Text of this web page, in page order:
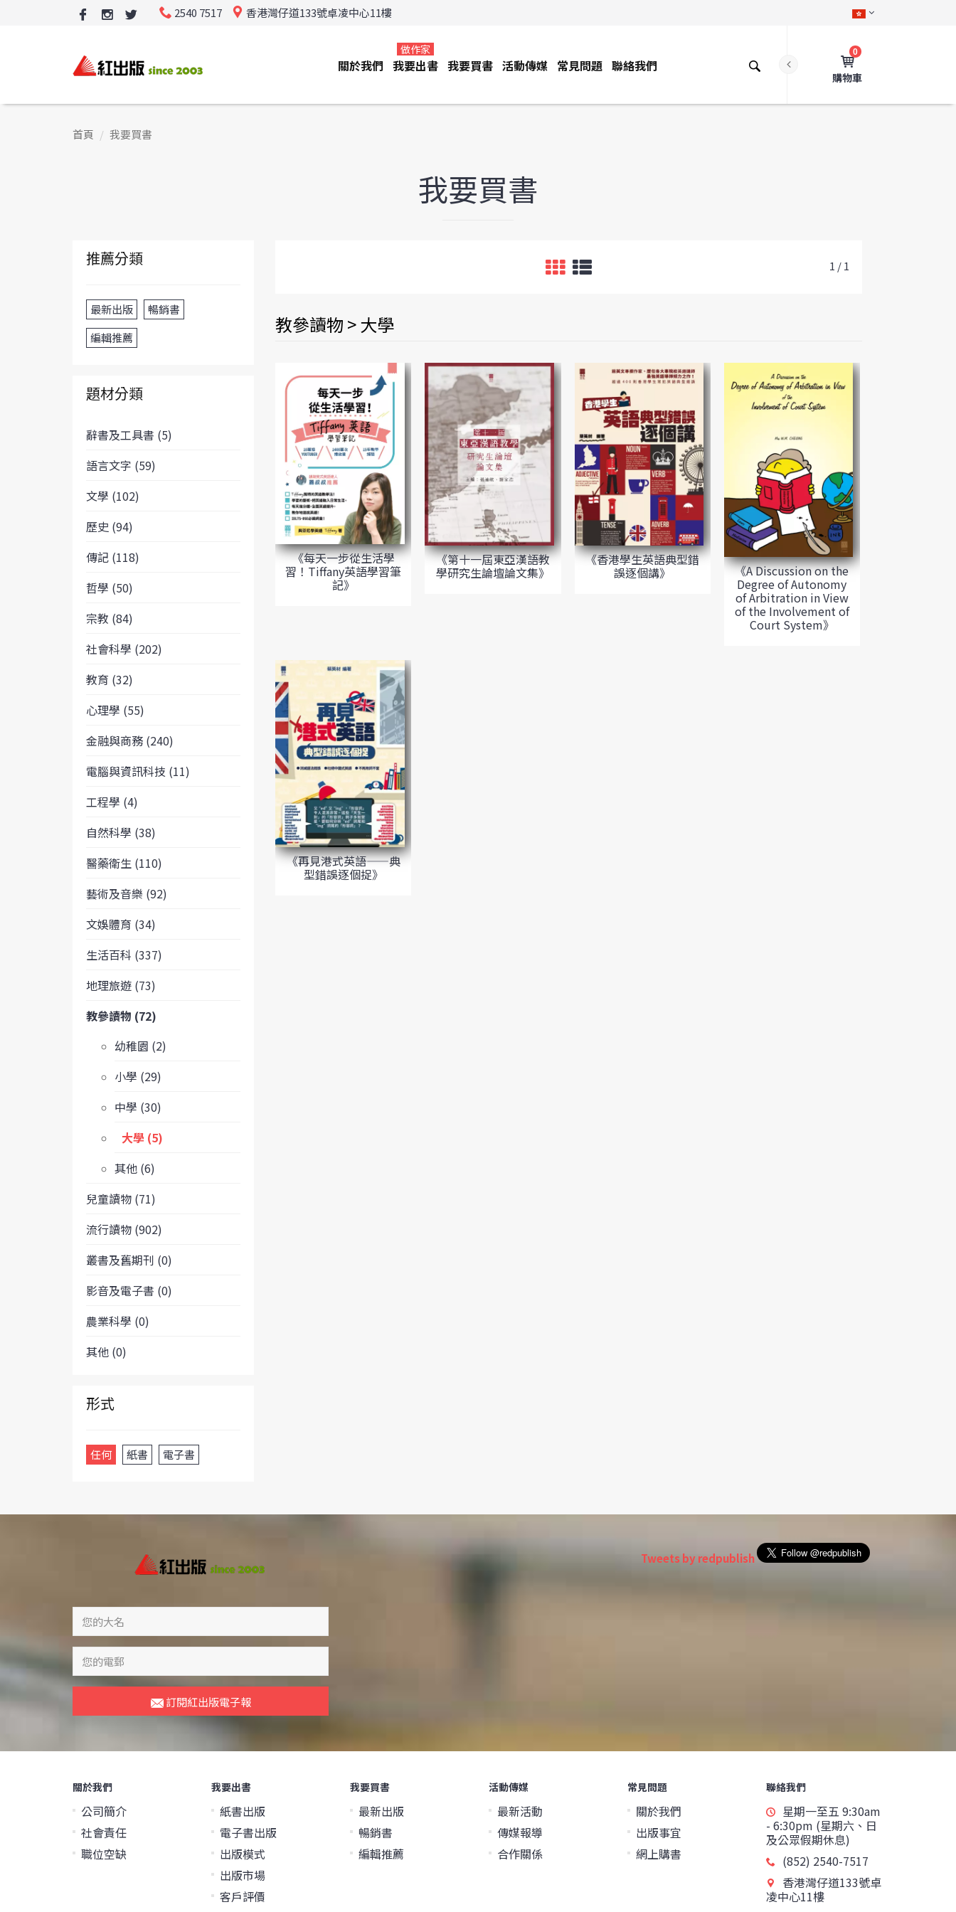
2540 7517 香港灣仔道133號卓凌中心11樓
0
購物車
關於我們 我要出書
做作家
我要買書 活動傳媒 常見問題 聯絡我們
首頁 我要買書
我要買書
推薦分類
最新出版
暢銷書
編輯推薦
題材分類
辭書及工具書 (5)
語言文字 (59)
文學 (102)
歷史 (94)
傳記 (118)
哲學 (50)
宗教 (84)
社會科學 (202)
教育 (32)
心理學 (55)
金融與商務 (240)
電腦與資訊科技 (11)
工程學 (4)
自然科學 (38)
醫藥衛生 (110)
藝術及音樂 (92)
文娛體育 (34)
生活百科 (337)
地理旅遊 (73)
教參讀物 (72)
幼稚園 (2)
小學 (29)
中學 (30)
大學 (5)
其他 (6)
兒童讀物 (71)
流行讀物 (902)
叢書及舊期刊 (0)
影音及電子書 (0)
農業科學 (0)
其他 (0)
形式
任何 紙書 電子書
1 / 1
教參讀物 > 大學
《每天一步從生活學
習！Tiffany英語學習筆
記》
《第十一屆東亞漢語教
學研究生論壇論文集》
《香港學生英語典型錯
誤逐個講》 《A Discussion on the
Degree of Autonomy
of Arbitration in View
of the Involvement of
Court System》
《再見港式英語——典
型錯誤逐個捉》
訂閱紅出版電子報
Tweets by redpublish
關於我們
公司簡介
社會責任
職位空缺
我要出書
紙書出版
電子書出版
出版模式
出版市場
客戶評價
我要買書
最新出版
暢銷書
編輯推薦
活動傳媒
最新活動
傳媒報導
合作關係
常見問題
關於我們
出版事宜
網上購書
聯絡我們
星期一至五 9:30am
- 6:30pm (星期六、日
及公眾假期休息)
(852) 2540-7517
香港灣仔道133號卓
凌中心11樓